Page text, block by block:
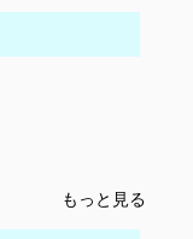
もっと見る